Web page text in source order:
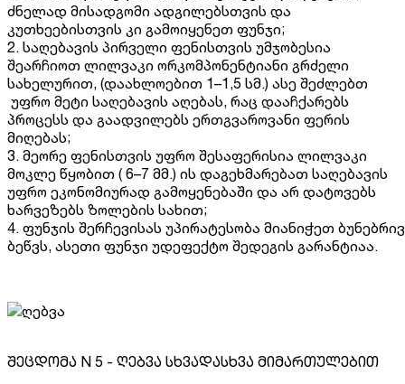
ძნელად მისადგომი ადგილებსთვის და
კუთხეებისთვის კი გამოიყენეთ ფუნჯი;
2. საღებავის პირველი ფენისთვის უმჯობესია
შეარჩიოთ ლილვაკი ორკომპონენტიანი გრძელი
სახელურით, (დაახლოებით 1–1,5 სმ.) ასე შეძლებთ
უფრო მეტი საღებავის აღებას, რაც დააჩქარებს
პროცესს და გაადვილებს ერთგვაროვანი ფერის
მიღებას;
3. მეორე ფენისთვის უფრო შესაფერისია ლილვაკი
მოკლე წყობით ( 6–7 მმ.) ის დაგეხმარებათ საღებავის
უფრო ეკონომიურად გამოყენებაში და არ დატოვებს
ხარვეზებს ზოლების სახით;
4. ფუნჯის შერჩევისას უპირატესობა მიანიჭეთ ბუნებრივ
ბეწვს, ასეთი ფუნჯი უდეფექტო შედეგის გარანტიაა.
შეცდომა N 5 - ღებვა სხვადასხვა მიმართულებით